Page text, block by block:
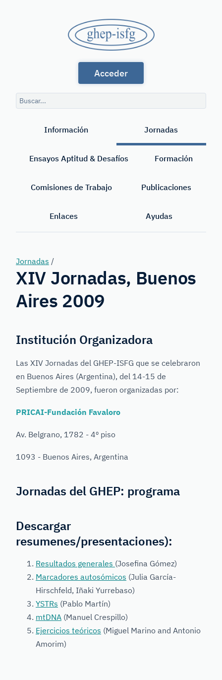
GHEP
-
ISFG
Habla
Española
International
Forensic
Acceder
Consulta
de
Información Jornadas
Ensayos Aptitud & Desafíos Formación
Comisiones de Trabajo Publicaciones
Enlaces Ayudas
Jornadas /
XIV Jornadas, Buenos
Aires 2009
Institución Organizadora
Las XIV Jornadas del GHEP-ISFG que se celebraron
en Buenos Aires (Argentina), del 14-15 de
Septiembre de 2009, fueron organizadas por:
PRICAI-Fundación Favaloro
Av. Belgrano, 1782 - 4º piso
1093 - Buenos Aires, Argentina
Jornadas del GHEP: programa
Descargar
resumenes/presentaciones):
Resultados generales (Josefina Gómez)
Marcadores autosómicos (Julia García-
Hirschfeld, Iñaki Yurrebaso)
YSTRs (Pablo Martín)
mtDNA (Manuel Crespillo)
Ejercicios teóricos (Miguel Marino and Antonio
Amorim)